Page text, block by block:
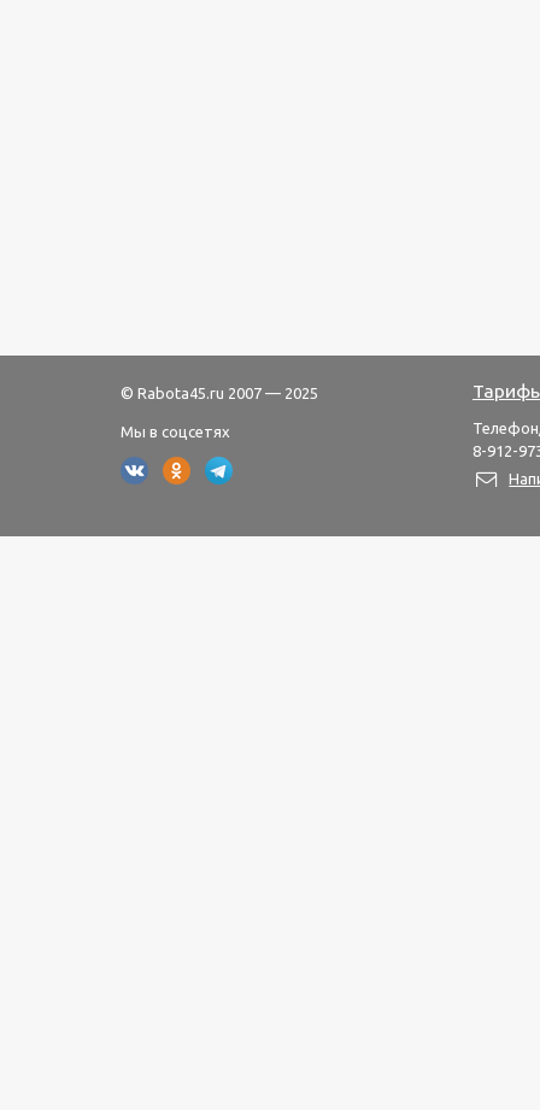
© Rabota45.ru 2007 — 2025
Мы в соцсетях
8-912-